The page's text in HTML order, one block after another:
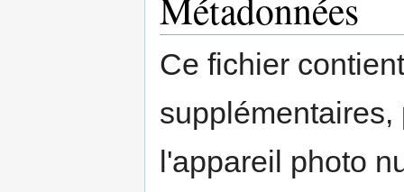
Ce fichier
l'appareil photo